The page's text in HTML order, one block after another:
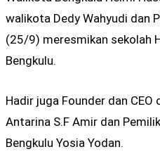
walikota Dedy Wahyudi dan
(25/9) meresmikan sekolah
Bengkulu.
Hadir juga Founder dan
Antarina S.F Amir dan
Bengkulu Yosia Yodan.